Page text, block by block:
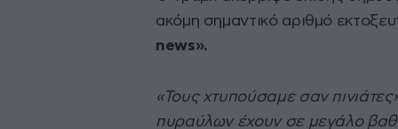
ακόμη σημαντικό αριθμό
news».
«Τους χτυπούσαμε σαν
πυραύλων έχουν σε μεγάλο